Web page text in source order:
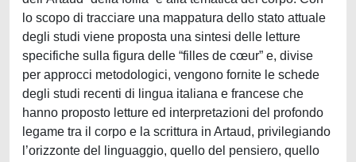
lo scopo di tracciare una mappatura dello stato attuale
degli studi viene proposta una sintesi delle letture
specifiche sulla figura delle “filles de cœur” e, divise
per approcci metodologici, vengono fornite le schede
degli studi recenti di lingua italiana e francese che
hanno proposto letture ed interpretazioni del profondo
legame tra il corpo e la scrittura in Artaud, privilegiando
l’orizzonte del linguaggio, quello del pensiero, quello